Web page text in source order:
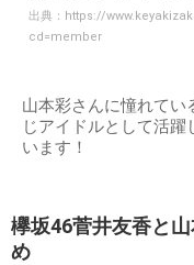
出典： https://
cd=member
山本彩さんに憧れてい
じアイドルとして活
います！
欅坂46菅井友香と
め